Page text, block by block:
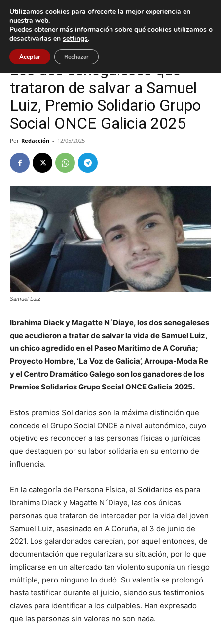
Inicio Gondomar
Gondomar
Los dos senegaleses que
trataron de salvar a Samuel
Luiz, Premio Solidario Grupo
Social ONCE Galicia 2025
Por Redacción - 12/05/2025
Samuel Luiz
Ibrahima Diack y Magatte N´Diaye, los dos senegaleses
que acudieron a tratar de salvar la vida de Samuel Luiz,
un chico agredido en el Paseo Marítimo de A Coruña;
Proyecto Hombre, ‘La Voz de Galicia’, Arroupa-Moda Re
y el Centro Dramático Galego son los ganadores de los
Premios Solidarios Grupo Social ONCE Galicia 2025.
Estos premios Solidarios son la máxima distinción que
concede el Grupo Social ONCE a nivel autonómico, cuyo
objetivo es reconocer a las personas físicas o jurídicas
que destaquen por su labor solidaria en su entorno de
influencia.
En la categoría de Persona Física, el Solidarios es para
Ibrahima Diack y Magatte N´Diaye, las dos únicas
personas que trataron de interceder por la vida del joven
Samuel Luiz, asesinado en A Coruña, el 3 de junio de
2021. Los galardonados carecían, por aquel entonces, de
documentación que regularizara su situación, por lo que
implicarse en un altercado tan violento suponía un riesgo
múltiple, pero ninguno lo dudó. Su valentía se prolongó
hasta testificar durante el juicio, siendo sus testimonios
claves para identificar a los culpables. Han expresado
que las personas sin valores no son nada.
Utilizamos cookies para ofrecerte la mejor experiencia en
nuestra web.
Puedes obtener más información sobre qué cookies utilizamos o
desactivarlas en settings.
Aceptar Rechazar